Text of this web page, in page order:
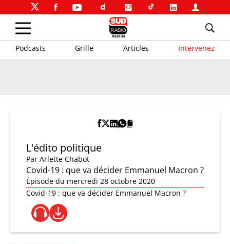
Podcasts Grille Articles Intervenez
L'édito politique
Par Arlette Chabot
Covid-19 : que va décider Emmanuel Macron ?
Épisode du mercredi 28 octobre 2020
Covid-19 : que va décider Emmanuel Macron ?